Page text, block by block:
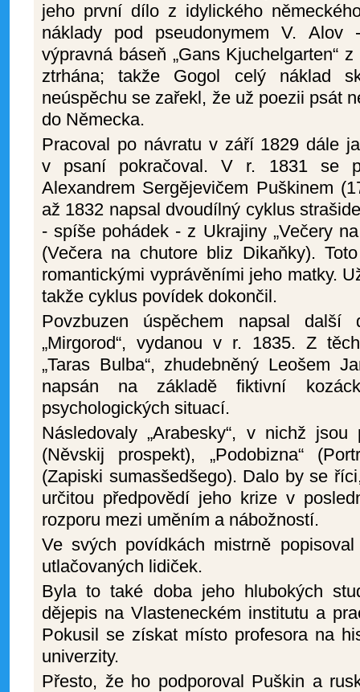
jeho první dílo z idylického
náklady pod pseudonymem V. Alov
výpravná báseň „Gans Kjuchelgarten“
ztrhána; takže Gogol celý náklad
neúspěchu se zařekl, že už poezii psát
do Německa.
Pracoval po návratu v září 1829 dále
v psaní pokračoval. V r. 1831 se
Alexandrem Sergějevičem Puškinem
až 1832 napsal dvoudílný cyklus
- spíše pohádek - z Ukrajiny „Večery
(Večera na chutore bliz Dikaňky).
romantickými vyprávěními jeho matky.
takže cyklus povídek dokončil.
Povzbuzen úspěchem napsal další
„Mirgorod“, vydanou v r. 1835. Z
„Taras Bulba“, zhudebněný Leošem
napsán na základě fiktivní
psychologických situací.
Následovaly „Arabesky“, v nichž jsou
(Něvskij prospekt), „Podobizna“
(Zapiski sumasšedšego). Dalo by se
určitou předpovědí jeho krize v
rozporu mezi uměním a nábožností.
Ve svých povídkách mistrně
utlačovaných lidiček.
Byla to také doba jeho hlubokých
dějepis na Vlasteneckém institutu a
Pokusil se získat místo profesora na
univerzity.
Přesto, že ho podporoval Puškin a